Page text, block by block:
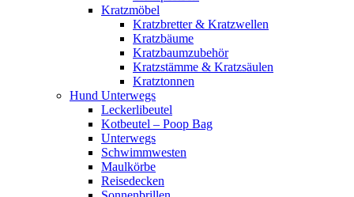
Kratzmöbel
Kratzbretter & Kratzwellen
Kratzbäume
Kratzbaumzubehör
Kratzstämme & Kratzsäulen
Kratztonnen
Hund Unterwegs
Leckerlibeutel
Kotbeutel – Poop Bag
Unterwegs
Schwimmwesten
Maulkörbe
Reisedecken